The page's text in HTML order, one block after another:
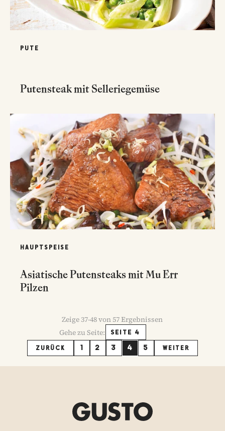
PUTE
Putensteak mit Selleriegemüse
HAUPTSPEISE
Asiatische Putensteaks mit Mu Err
Pilzen
Zeige37-48von57Ergebnissen
Gehe zu Seite:
SEITE 4
ZURÜCK 1 2 3 4 5 WEITER